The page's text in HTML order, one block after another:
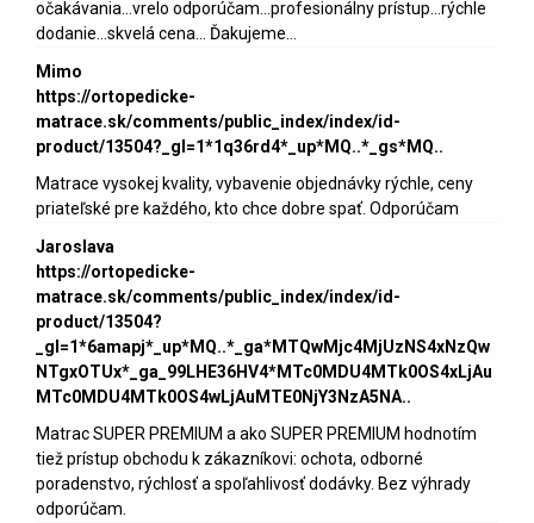
očakávania...vrelo odporúčam...profesionálny prístup...rýchle
dodanie...skvelá cena... Ďakujeme...
Mimo
https://ortopedicke-
matrace.sk/comments/public_index/index/id-
product/13504?_gl=1*1q36rd4*_up*MQ..*_gs*MQ..
Matrace vysokej kvality, vybavenie objednávky rýchle, ceny
priateľské pre každého, kto chce dobre spať. Odporúčam
Jaroslava
https://ortopedicke-
matrace.sk/comments/public_index/index/id-
product/13504?
_gl=1*6amapj*_up*MQ..*_ga*MTQwMjc4MjUzNS4xNzQw
NTgxOTUx*_ga_99LHE36HV4*MTc0MDU4MTk0OS4xLjAu
MTc0MDU4MTk0OS4wLjAuMTE0NjY3NzA5NA..
Matrac SUPER PREMIUM a ako SUPER PREMIUM hodnotím
tiež prístup obchodu k zákazníkovi: ochota, odborné
poradenstvo, rýchlosť a spoľahlivosť dodávky. Bez výhrady
odporúčam.